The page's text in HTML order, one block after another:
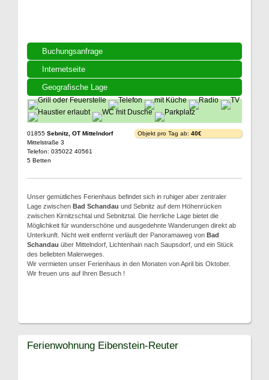
Buchungsanfrage
Internetseite
Geografische Lage
01855 Sebnitz, OT Mittelndorf
Mittelstraße 3
Telefon: 035022 40561
5 Betten
Objekt pro Tag ab: 40€
Unser gemütliches Ferienhaus befindet sich in ruhiger aber zentraler
Lage zwischen Bad Schandau und Sebnitz auf dem Höhenrücken
zwischen Kirnitzschtal und Sebnitztal. Die herrliche Lage bietet die
Möglichkeit für wunderschöne und ausgedehnte Wanderungen direkt ab
Unterkunft. Nicht weit entfernt verläuft der Panoramaweg von Bad
Schandau über Mittelndorf, Lichtenhain nach Saupsdorf, und ein Stück
des beliebten Malerweges.
Wir vermieten unser Ferienhaus in den Monaten von April bis Oktober.
Wir freuen uns auf Ihren Besuch !
Ferienwohnung Eibenstein-Reuter